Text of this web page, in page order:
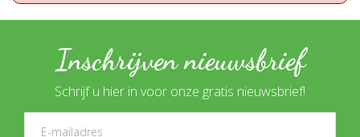
Inschrijven nieuwsbrief
Schrijf u hier in voor onze gratis nieuwsbrief!